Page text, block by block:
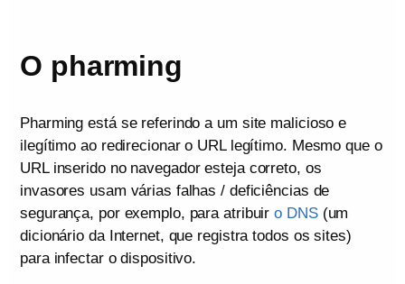
O pharming
Pharming está se referindo a um site malicioso e
ilegítimo ao redirecionar o URL legítimo. Mesmo que o
URL inserido no navegador esteja correto, os
invasores usam várias falhas / deficiências de
segurança, por exemplo, para atribuiro DNS(um
dicionário da Internet, que registra todos os sites)
para infectar o dispositivo.